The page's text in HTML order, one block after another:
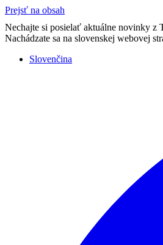
Prejsť na obsah
Nechajte si posielať aktuálne novinky z
Nachádzate sa na slovenskej webovej
Slovenčina